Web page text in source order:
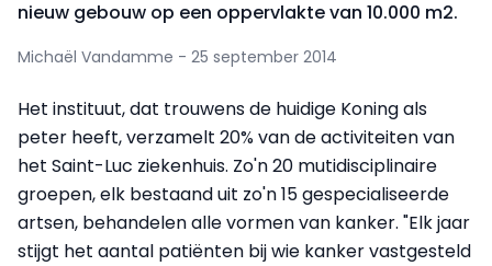
nieuw gebouw op een oppervlakte van 10.000 m2.
Michaël Vandamme - 25 september 2014
Het instituut, dat trouwens de huidige Koning als
peter heeft, verzamelt 20% van de activiteiten van
het Saint-Luc ziekenhuis. Zo'n 20 mutidisciplinaire
groepen, elk bestaand uit zo'n 15 gespecialiseerde
artsen, behandelen alle vormen van kanker. "Elk jaar
stijgt het aantal patiënten bij wie kanker vastgesteld